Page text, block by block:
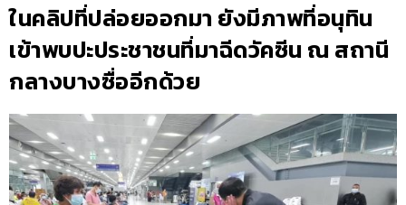
ในคลิปที่ปล่อยออกมา ยังมีภาพที่อนุทิน
เข้าพบปะประชาชนที่มาฉีดวัคซีน ณ สถานี
กลางบางซื่ออีกด้วย